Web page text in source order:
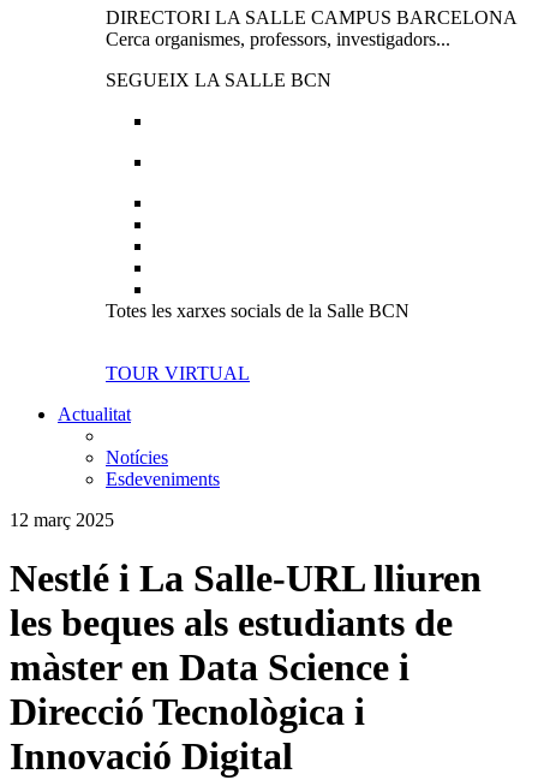
DIRECTORI LA SALLE CAMPUS BARCELONA
Cerca organismes, professors, investigadors...
SEGUEIX LA SALLE BCN
Totes les xarxes socials de la Salle BCN
TOUR VIRTUAL
Actualitat
Notícies
Esdeveniments
12 març 2025
Nestlé i La Salle-URL lliuren
les beques als estudiants de
màster en Data Science i
Direcció Tecnològica i
Innovació Digital